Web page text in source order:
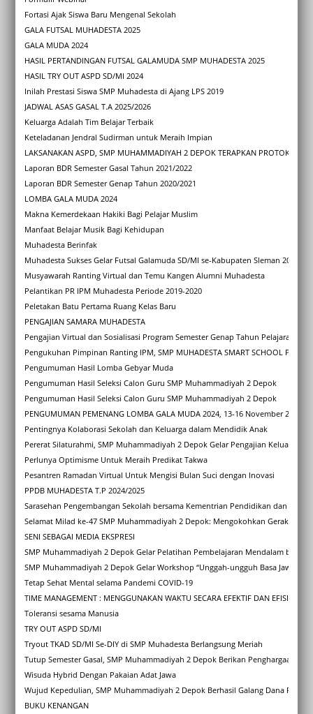
Fortasi Ajak Siswa Baru Mengenal Sekolah
GALA FUTSAL MUHADESTA 2025
GALA MUDA 2024
HASIL PERTANDINGAN FUTSAL GALAMUDA SMP MUHADESTA 2025
HASIL TRY OUT ASPD SD/MI 2024
Inilah Prestasi Siswa SMP Muhadesta di Ajang LPS 2019
JADWAL ASAS GASAL T.A 2025/2026
Keluarga Adalah Tim Belajar Terbaik
Keteladanan Jendral Sudirman untuk Meraih Impian
LAKSANAKAN ASPD, SMP MUHAMMADIYAH 2 DEPOK TERAPKAN PROTOKOL
Laporan BDR Semester Gasal Tahun 2021/2022
Laporan BDR Semester Genap Tahun 2020/2021
LOMBA GALA MUDA 2024
Makna Kemerdekaan Hakiki Bagi Pelajar Muslim
Manfaat Belajar Musik Bagi Kehidupan
Muhadesta Berinfak
Muhadesta Sukses Gelar Futsal Galamuda SD/MI se-Kabupaten Sleman 2025
Musyawarah Ranting Virtual dan Temu Kangen Alumni Muhadesta
Pelantikan PR IPM Muhadesta Periode 2019-2020
Peletakan Batu Pertama Ruang Kelas Baru
PENGAJIAN SAMARA MUHADESTA
Pengajian Virtual dan Sosialisasi Program Semester Genap Tahun Pelajaran
Pengukuhan Pimpinan Ranting IPM, SMP MUHADESTA SMART SCHOOL
Pengumuman Hasil Lomba Gebyar Muda
Pengumuman Hasil Seleksi Calon Guru SMP Muhammadiyah 2 Depok
Pengumuman Hasil Seleksi Calon Guru SMP Muhammadiyah 2 Depok
PENGUMUMAN PEMENANG LOMBA GALA MUDA 2024, 13-16 November 2024
Pentingnya Kolaborasi Sekolah dan Keluarga dalam Mendidik Anak
Pererat Silaturahmi, SMP Muhammadiyah 2 Depok Gelar Pengajian Keluarga
Perlunya Optimisme Untuk Meraih Predikat Takwa
Pesantren Ramadan Virtual Untuk Mengisi Bulan Suci dengan Inovasi
PPDB MUHADESTA T.P 2024/2025
Sarasehan Pengembangan Sekolah bersama Kementrian Pendidikan dan
Selamat Milad ke-47 SMP Muhammadiyah 2 Depok: Mengokohkan Gerakan,
SENI SEBAGAI MEDIA EKSPRESI
SMP Muhammadiyah 2 Depok Gelar Pelatihan Pembelajaran Mendalam bagi
SMP Muhammadiyah 2 Depok Gelar Workshop “Unggah-ungguh Basa Jawi”
Tetap Sehat Mental selama Pandemi COVID-19
TIME MANAGEMENT : MENGGUNAKAN WAKTU SECARA EFEKTIF DAN EFISIEN
Toleransi sesama Manusia
TRY OUT ASPD SD/MI
Tryout TKAD SD/MI Se-DIY di SMP Muhadesta Berlangsung Meriah
Tutup Semester Gasal, SMP Muhammadiyah 2 Depok Berikan Penghargaan
Wisuda Hybrid Dengan Pakaian Adat Jawa
Wujud Kepedulian, SMP Muhammadiyah 2 Depok Berhasil Galang Dana Rp
BUKU KENANGAN